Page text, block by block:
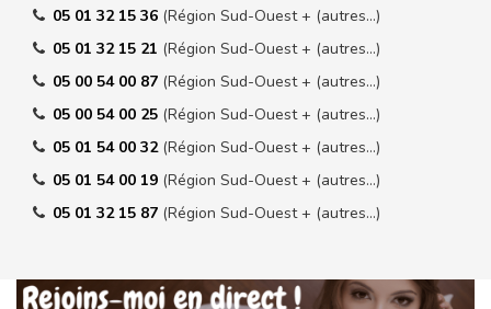
05 01 32 15 36 (Région Sud-Ouest + (autres…)
05 01 32 15 21 (Région Sud-Ouest + (autres…)
05 00 54 00 87 (Région Sud-Ouest + (autres…)
05 00 54 00 25 (Région Sud-Ouest + (autres…)
05 01 54 00 32 (Région Sud-Ouest + (autres…)
05 01 54 00 19 (Région Sud-Ouest + (autres…)
05 01 32 15 87 (Région Sud-Ouest + (autres…)